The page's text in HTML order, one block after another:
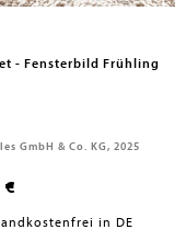
- Fensterbild Frühling
GmbH & Co. KG, 2025
€
in DE